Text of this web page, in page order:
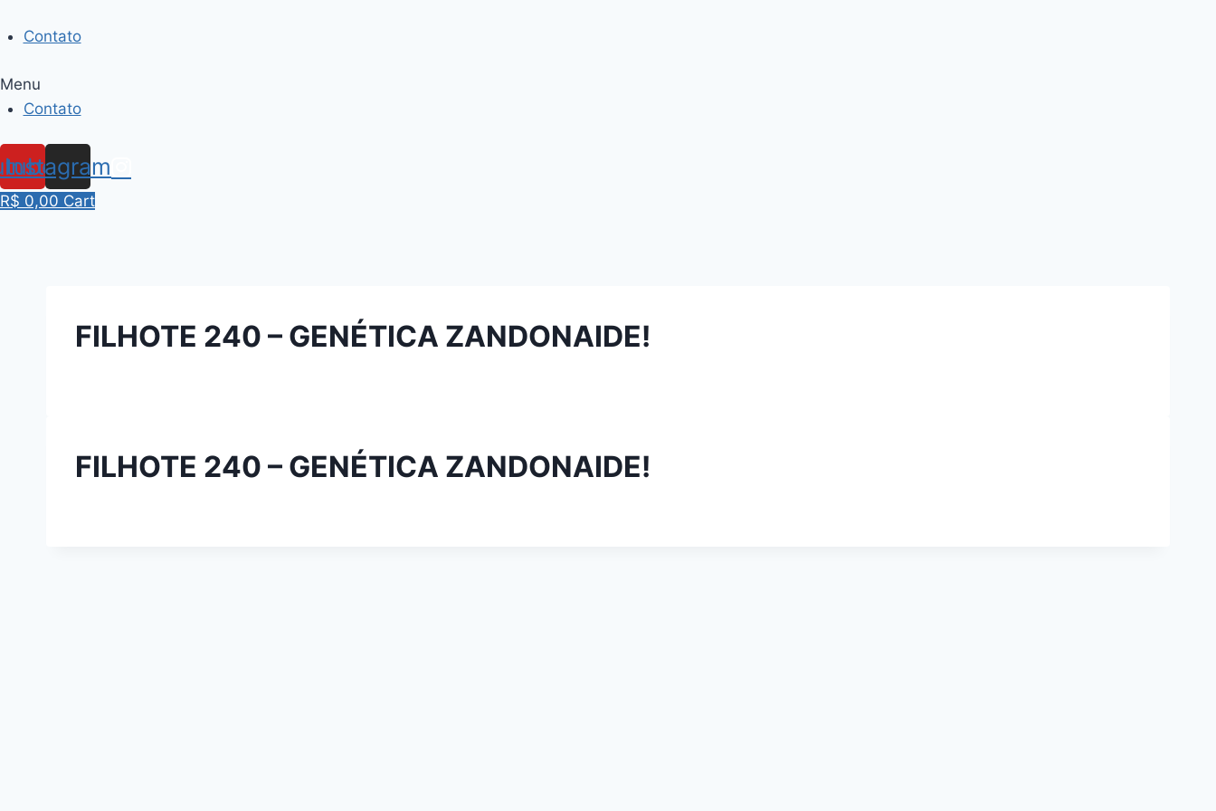
to
Contato
Menu
Contato
Instagram
R$ 0,00 Cart
FILHOTE 240 – GENÉTICA ZANDONAIDE!
FILHOTE 240 – GENÉTICA ZANDONAIDE!